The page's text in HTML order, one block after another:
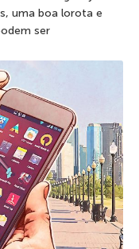
uma boa lorota e
ser